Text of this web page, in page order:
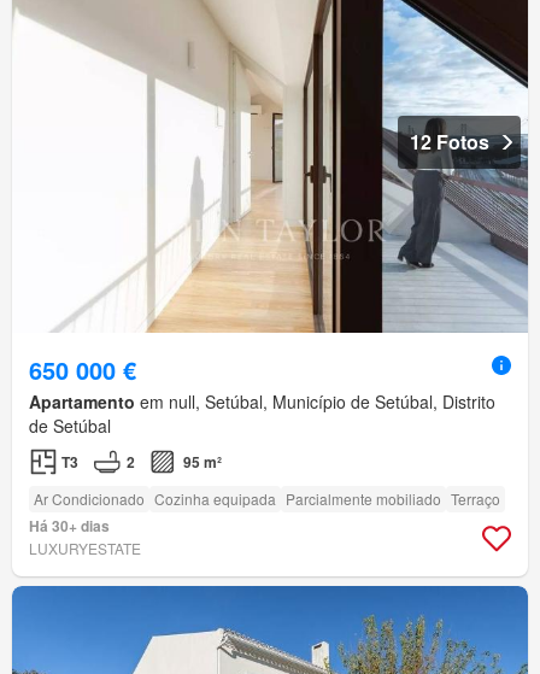
12 Fotos
650 000 €
Apartamento em null, Setúbal, Município de Setúbal, Distrito
de Setúbal
T3 2 95 m²
Ar Condicionado Cozinha equipada Parcialmente mobiliado Terraço
Há 30+ dias
LUXURYESTATE